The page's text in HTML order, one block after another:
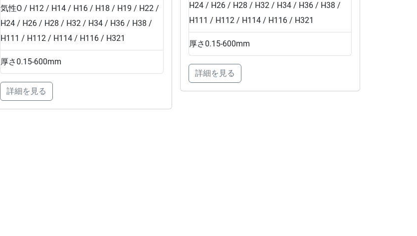
気性O / H12 / H14 / H16 / H18 / H19 / H22 /
H24 / H26 / H28 / H32 / H34 / H36 / H38 /
H111 / H112 / H114 / H116 / H321
厚さ 0.15-600mm
詳細を見る
H24 / H26 / H28 / H32 / H34 / H36 / H38 /
H111 / H112 / H114 / H116 / H321
厚さ 0.15-600mm
詳細を見る